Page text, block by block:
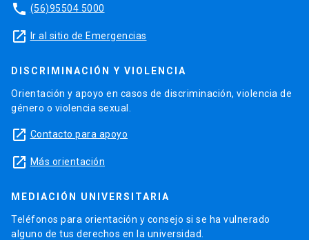
phone (56)95504 5000
launch Ir al sitio de Emergencias
DISCRIMINACIÓN Y VIOLENCIA
Orientación y apoyo en casos de discriminación, violencia de
género o violencia sexual.
launch Contacto para apoyo
launch Más orientación
MEDIACIÓN UNIVERSITARIA
Teléfonos para orientación y consejo si se ha vulnerado
alguno de tus derechos en la universidad.